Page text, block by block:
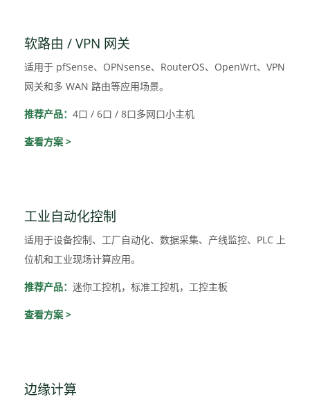
软路由 / VPN 网关
适用于 pfSense、OPNsense、RouterOS、OpenWrt、VPN
网关和多 WAN 路由等应用场景。
推荐产品： 4口 / 6口 / 8口多网口小主机
查看方案 >
工业自动化控制
适用于设备控制、工厂自动化、数据采集、产线监控、PLC 上
位机和工业现场计算应用。
推荐产品： 迷你工控机，标准工控机，工控主板
查看方案 >
边缘计算